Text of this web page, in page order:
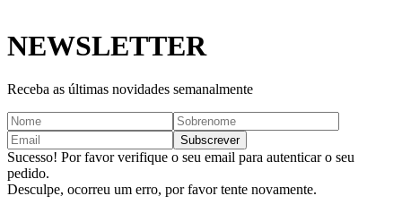
NEWSLETTER
Receba as últimas novidades semanalmente
Sucesso! Por favor verifique o seu email para autenticar o seu
pedido.
Desculpe, ocorreu um erro, por favor tente novamente.